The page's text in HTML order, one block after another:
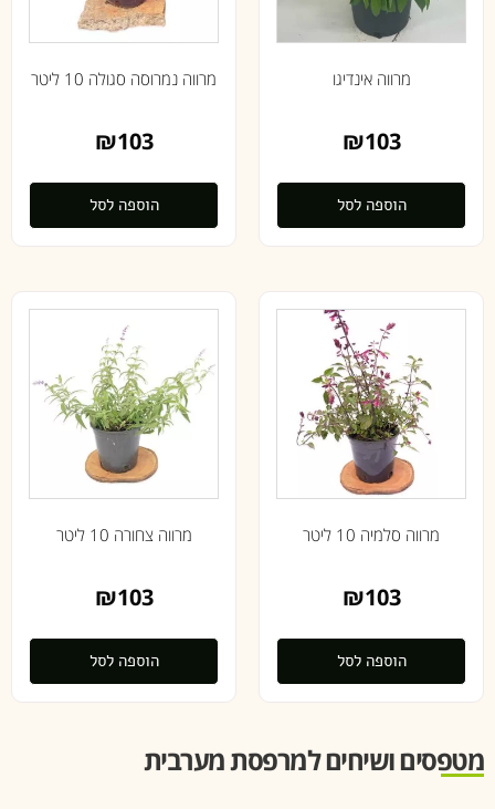
מרווה אינדיגו
₪103
הוספה לסל
מרווה נמרוסה סגולה 10 ליטר
₪103
הוספה לסל
מרווה סלמיה 10 ליטר
₪103
הוספה לסל
מרווה צחורה 10 ליטר
₪103
הוספה לסל
מטפסים ושיחים למרפסת מערבית